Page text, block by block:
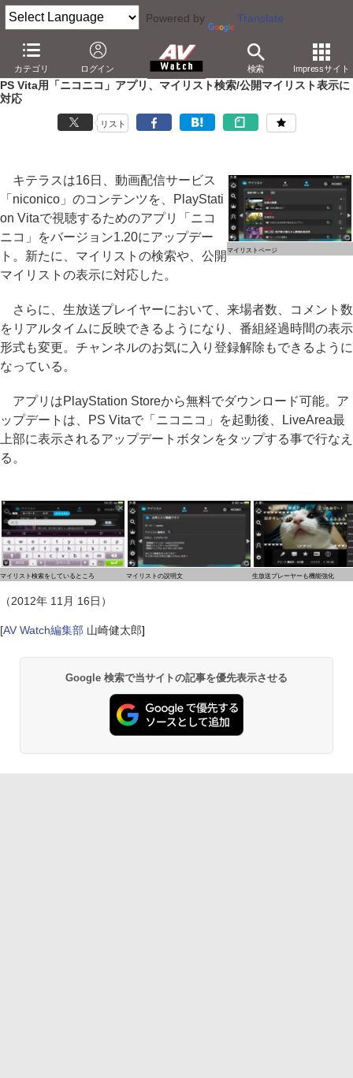
Powered by Translate
カテゴリ ログイン 検索 Impressサイト
AV Watch 製品
アプリ/ソフトウェア
PS Vita用「ニコニコ」アプリ、マイリスト検索/公開マイリスト表示に
対応
リスト
マイリストページ
キテラスは16日、動画配信サービス
「niconico」のコンテンツを、PlayStati
on Vitaで視聴するためのアプリ「ニコ
ニコ」をバージョン1.20にアップデー
ト。新たに、マイリストの検索や、公開
マイリストの表示に対応した。
さらに、生放送プレイヤーにおいて、来場者数、コメント数
をリアルタイムに反映できるようになり、番組経過時間の表示
形式も変更。チャンネルのお気に入り登録解除もできるように
なっている。
アプリはPlayStation Storeから無料でダウンロード可能。ア
ップデートは、PS Vitaで「ニコニコ」を起動後、LiveArea最
上部に表示されるアップデートボタンをタップする事で行なえ
る。
マイリスト検索をしているところ マイリストの説明文 生放送プレーヤーも機能強化
（2012年 11月 16日）
[AV Watch編集部 山崎健太郎]
Google 検索で当サイトの記事を優先表示させる